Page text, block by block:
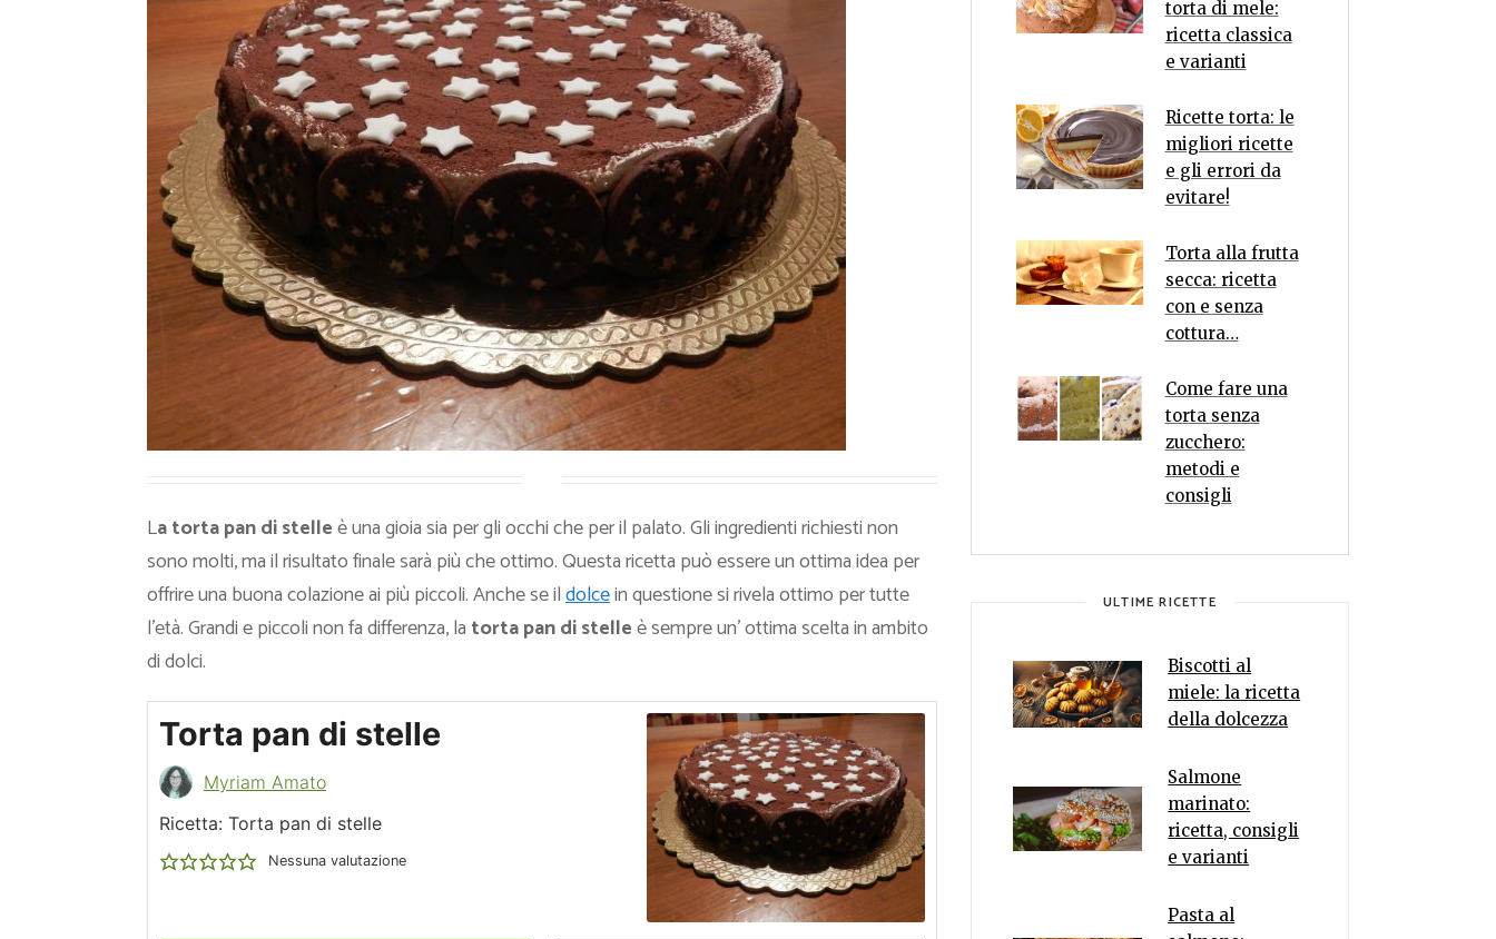
Ricette Piatti unici
Ricette Pesce
Video Ricette
Ricette per Ingrediente
La torta pan di stelleè una gioia sia per gli occhi che per il palato. Gli ingredienti richiesti non
sono molti, ma il risultato finale sarà più che ottimo. Questa ricetta può essere un ottima idea per
offrire una buona colazione ai più piccoli. Anche se ildolcein questione si rivela ottimo per tutte
l’età. Grandi e piccoli non fa differenza, la torta pan di stelleè sempre un’ ottima scelta in ambito
di dolci.
Torta pan di stelle
Myriam Amato
Ricetta: Torta pan di stelle
Nessuna valutazione
torta di mele:
ricetta classica
e varianti
Ricette torta: le
migliori ricette
e gli errori da
evitare!
Torta alla frutta
secca: ricetta
con e senza
cottura…
Come fare una
torta senza
zucchero:
metodi e
consigli
ULTIME RICETTE
Biscotti al
miele: la ricetta
della dolcezza
Salmone
marinato:
ricetta, consigli
e varianti
Pasta al